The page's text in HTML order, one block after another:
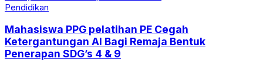
Pendidikan
Mahasiswa PPG pelatihan PE Cegah
Ketergantungan AI Bagi Remaja Bentuk
Penerapan SDG’s 4 & 9